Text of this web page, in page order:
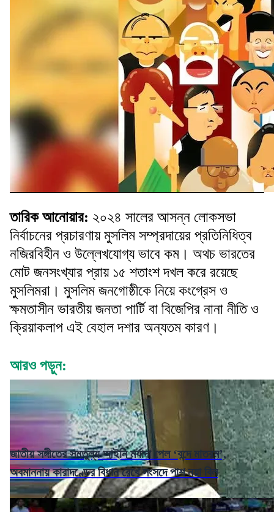
তারিক আনোয়ার: ২০২৪ সালের আসন্ন লোকসভা
নির্বাচনের প্রচারণায় মুসলিম সম্প্রদায়ের প্রতিনিধিত্ব
নজিরবিহীন ও উল্লেখযোগ্য ভাবে কম। অথচ ভারতের
মোট জনসংখ্যার প্রায় ১৫ শতাংশ দখল করে রয়েছে
মুসলিমরা। মুসলিম জনগোষ্ঠীকে নিয়ে কংগ্রেস ও
ক্ষমতাসীন ভারতীয় জনতা পার্টি বা বিজেপির নানা নীতি ও
ক্রিয়াকলাপ এই বেহাল দশার অন্যতম কারণ।
আরও পড়ুন:
জাতীয় সঙ্গীতের সমতুল্য আইনি মর্যাদা পেল ‘বন্দে মাতরম’,
অবমাননায় কারাদণ্ডের বিধান রেখে সংসদে পাশ নয়া বিল